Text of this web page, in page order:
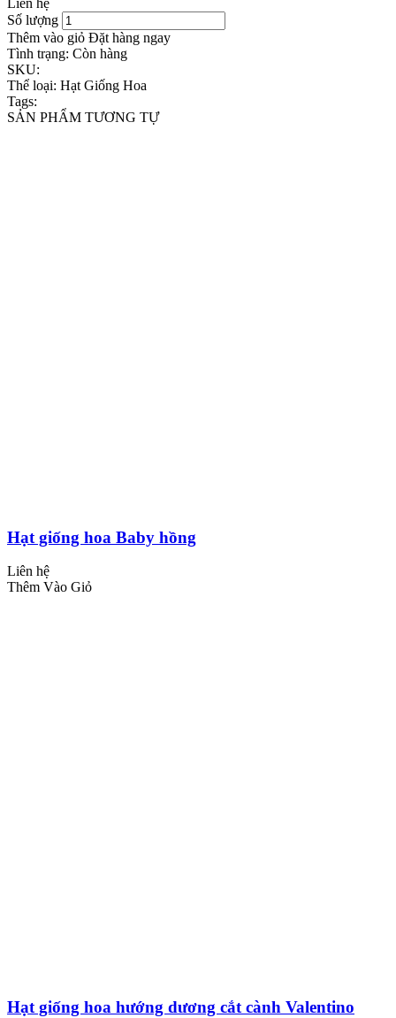
Số lượng
Thêm vào giỏ Đặt hàng ngay
Tình trạng: Còn hàng
SKU:
Thể loại: Hạt Giống Hoa
Tags:
SẢN PHẨM TƯƠNG TỰ
Hạt giống hoa Baby hồng
Liên hệ
Thêm Vào Giỏ
Hạt giống hoa hướng dương cắt cành Valentino